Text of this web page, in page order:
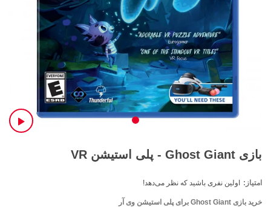
بازی Ghost Giant - پلی استیشن VR
امتیاز: اولین نفری باشید که نظر می‌دهد!
خرید بازی Ghost Giant برای پلی استیشن وی آر